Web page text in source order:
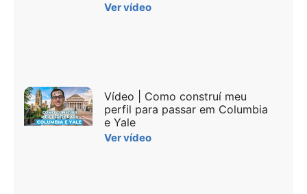
Ver vídeo
Vídeo | Como construí meu
perfil para passar em Columbia
e Yale
Ver vídeo